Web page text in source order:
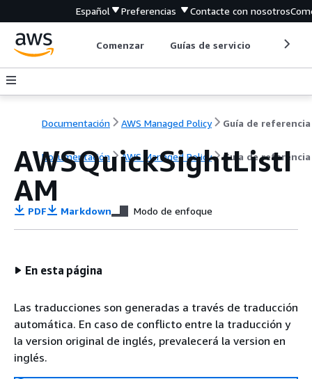
Español Preferencias Contacte con nosotros
Comenzar Guías de servicio
Documentación AWS Managed Policy Guía de referencia
Documentación AWS Managed Policy Guía de referencia
AWSQuickSightListI
AM
PDF Markdown Modo de enfoque
En esta página
Las traducciones son generadas a través de traducción
automática. En caso de conflicto entre la traducción y
la version original de inglés, prevalecerá la version en
inglés.